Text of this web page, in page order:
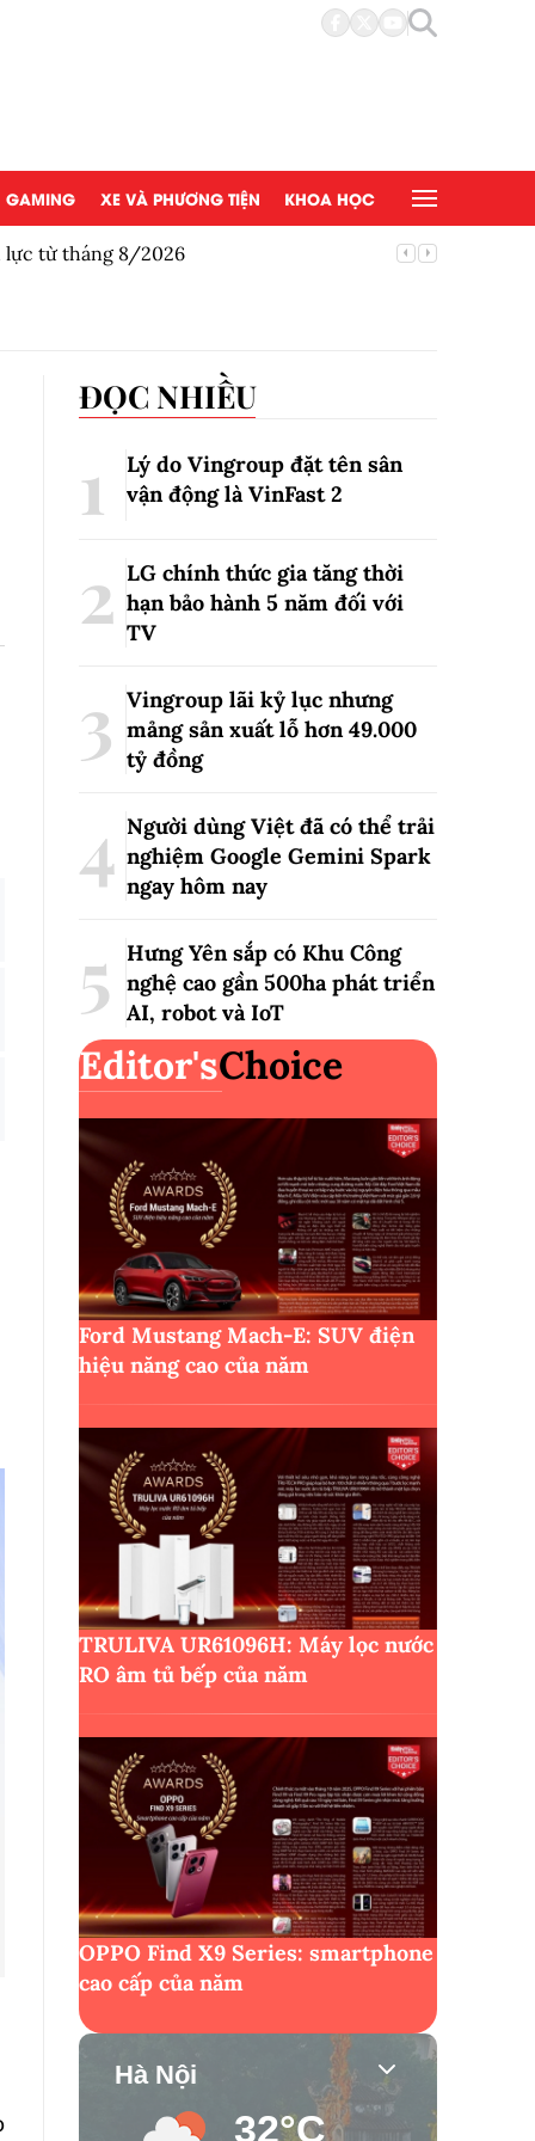
GAMING XE VÀ PHƯƠNG TIỆN KHOA HỌC
lực từ tháng 8/2026
ĐỌC NHIỀU
Lý do Vingroup đặt tên sân
vận động là VinFast2
LG chính thức gia tăng thời
hạn bảo hành 5 năm đối với
TV
Vingroup lãi kỷ lục nhưng
mảng sản xuất lỗ hơn 49.000
tỷ đồng
Người dùng Việt đã có thể trải
nghiệm Google Gemini Spark
ngay hôm nay
Hưng Yên sắp có Khu Công
nghệ cao gần 500ha phát triển
AI, robot và IoT
Editor'sChoice
Ford Mustang Mach-E: SUV điện
hiệu năng cao của năm
TRULIVA UR61096H: Máy lọc nước
RO âm tủ bếp của năm
OPPO Find X9 Series: smartphone
cao cấp của năm
Hà Nội
32°C